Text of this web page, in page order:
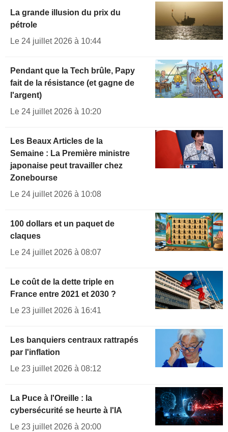
La grande illusion du prix du
pétrole
Le 24 juillet 2026 à 10:44
Pendant que la Tech brûle, Papy
fait de la résistance (et gagne de
l'argent)
Le 24 juillet 2026 à 10:20
Les Beaux Articles de la
Semaine : La Première ministre
japonaise peut travailler chez
Zonebourse
Le 24 juillet 2026 à 10:08
100 dollars et un paquet de
claques
Le 24 juillet 2026 à 08:07
Le coût de la dette triple en
France entre 2021 et 2030 ?
Le 23 juillet 2026 à 16:41
Les banquiers centraux rattrapés
par l'inflation
Le 23 juillet 2026 à 08:12
La Puce à l'Oreille : la
cybersécurité se heurte à l'IA
Le 23 juillet 2026 à 20:00